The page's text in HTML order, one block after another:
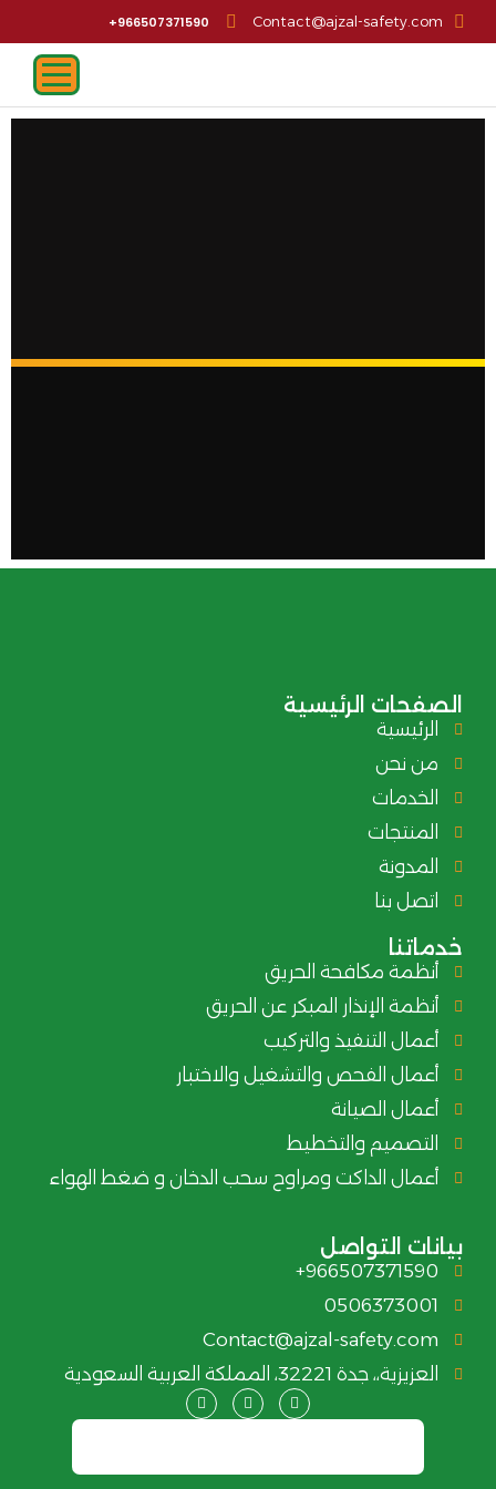
Contact@ajzal-safety.com
966507371590+
الصفحات الرئيسية
الرئيسية
من نحن
الخدمات
المنتجات
المدونة
اتصل بنا
خدماتنا
أنظمة مكافحة الحريق
أنظمة الإنذار المبكر عن الحريق
أعمال التنفيذ والتركيب
أعمال الفحص والتشغيل والاختبار
أعمال الصيانة
التصميم والتخطيط
أعمال الداكت ومراوح سحب الدخان و ضغط الهواء
بيانات التواصل
966507371590+
0506373001
Contact@ajzal-safety.com
العزيزية،، جدة 32221، المملكة العربية السعودية